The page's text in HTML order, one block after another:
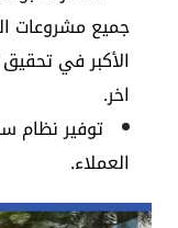
جميع مشروعات
الأكبر في
اخر.
توفير نظام
العملاء.